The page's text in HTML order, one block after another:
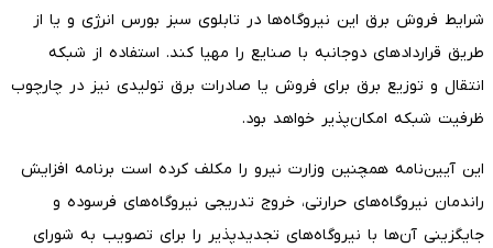
شرایط فروش برق این نیروگاه‌ها در تابلوی سبز بورس انرژی و یا از
طریق قراردادهای دوجانبه با صنایع را مهیا کند. استفاده از شبکه
انتقال و توزیع برق برای فروش یا صادرات برق تولیدی نیز در چارچوب
ظرفیت شبکه امکان‌پذیر خواهد بود.
این آیین‌نامه همچنین وزارت نیرو را مکلف کرده است برنامه افزایش
راندمان نیروگاه‌های حرارتی، خروج تدریجی نیروگاه‌های فرسوده و
جایگزینی آن‌ها با نیروگاه‌های تجدیدپذیر را برای تصویب به شورای